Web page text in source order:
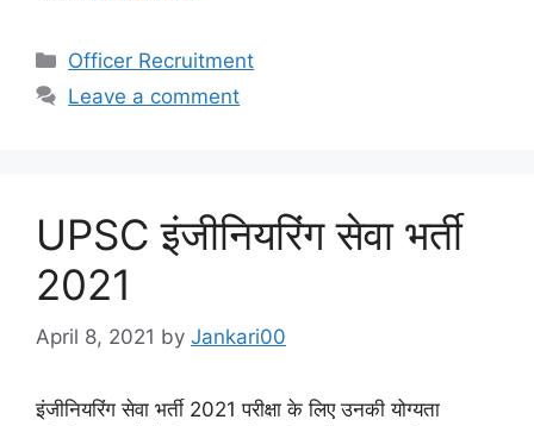
Categories
Officer Recruitment
Leave a comment
UPSC इंजीनियरिंग सेवा भर्ती
2021
April 8, 2021 by Jankari00
इंजीनियरिंग सेवा भर्ती 2021 परीक्षा के लिए उनकी योग्यता